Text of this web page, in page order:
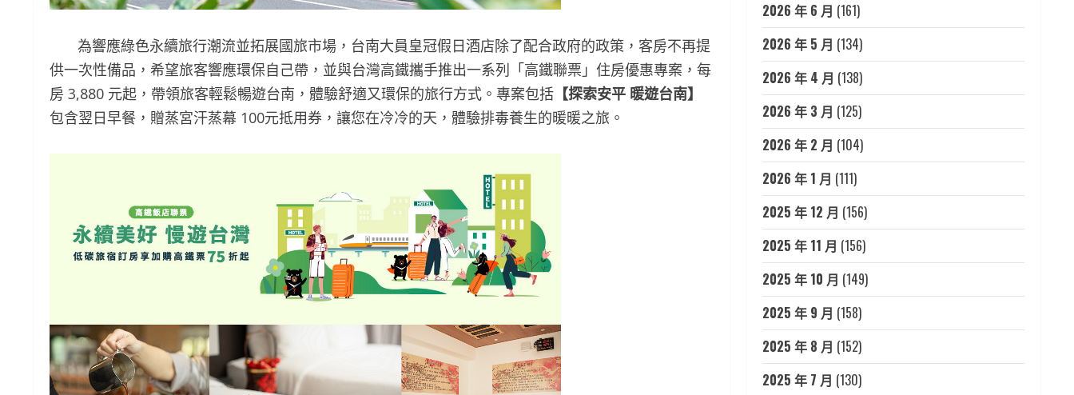
為響應綠色永續旅行潮流並拓展國旅市場，台南大員皇冠假日酒店除了配合政府的政策，客房不再提
供一次性備品，希望旅客響應環保自己帶，並與台灣高鐵攜手推出一系列「高鐵聯票」住房優惠專案，每
房 3,880 元起，帶領旅客輕鬆暢遊台南，體驗舒適又環保的旅行方式。專案包括 【探索安平 暖遊台南】
包含翌日早餐，贈蒸宮汗蒸幕 100元抵用券，讓您在冷冷的天，體驗排毒養生的暖暖之旅。
2026 年 6 月 (161)
2026 年 5 月 (134)
2026 年 4 月 (138)
2026 年 3 月 (125)
2026 年 2 月 (104)
2026 年 1 月 (111)
2025 年 12 月 (156)
2025 年 11 月 (156)
2025 年 10 月 (149)
2025 年 9 月 (158)
2025 年 8 月 (152)
2025 年 7 月 (130)